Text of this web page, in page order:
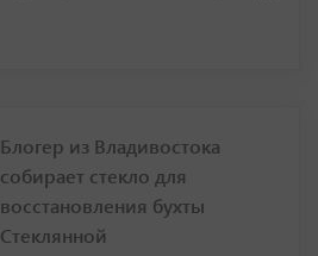
Блогер из Владивостока
собирает стекло для
восстановления бухты
Стеклянной